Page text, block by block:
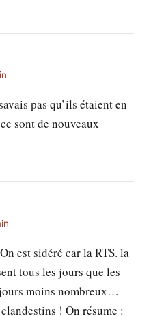
pas qu’ils étaient en
sont de nouveaux
est sidéré car la RTS. la
tous les jours que les
moins nombreux…
! On résume :